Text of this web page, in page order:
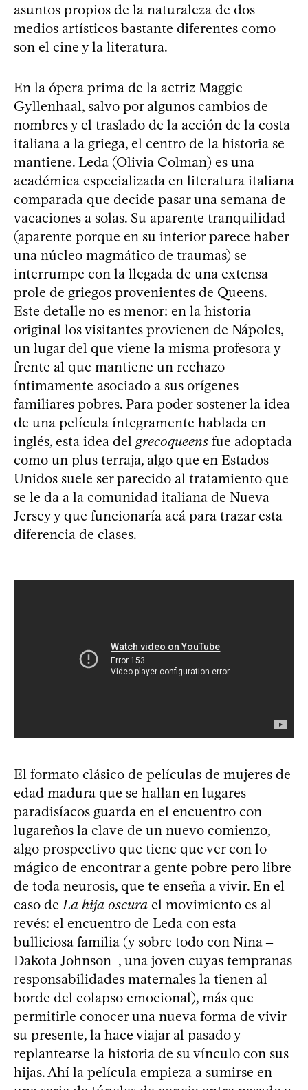
asuntos propios de la naturaleza de dos
medios artísticos bastante diferentes como
son el cine y la literatura.
En la ópera prima de la actriz Maggie
Gyllenhaal, salvo por algunos cambios de
nombres y el traslado de la acción de la costa
italiana a la griega, el centro de la historia se
mantiene. Leda (Olivia Colman) es una
académica especializada en literatura italiana
comparada que decide pasar una semana de
vacaciones a solas. Su aparente tranquilidad
(aparente porque en su interior parece haber
una núcleo magmático de traumas) se
interrumpe con la llegada de una extensa
prole de griegos provenientes de Queens.
Este detalle no es menor: en la historia
original los visitantes provienen de Nápoles,
un lugar del que viene la misma profesora y
frente al que mantiene un rechazo
íntimamente asociado a sus orígenes
familiares pobres. Para poder sostener la idea
de una película íntegramente hablada en
inglés, esta idea del grecoqueens fue adoptada
como un plus terraja, algo que en Estados
Unidos suele ser parecido al tratamiento que
se le da a la comunidad italiana de Nueva
Jersey y que funcionaría acá para trazar esta
diferencia de clases.
El formato clásico de películas de mujeres de
edad madura que se hallan en lugares
paradisíacos guarda en el encuentro con
lugareños la clave de un nuevo comienzo,
algo prospectivo que tiene que ver con lo
mágico de encontrar a gente pobre pero libre
de toda neurosis, que te enseña a vivir. En el
caso deLa hija oscura el movimiento es al
revés: el encuentro de Leda con esta
bulliciosa familia (y sobre todo con Nina ‒
Dakota Johnson‒, una joven cuyas tempranas
responsabilidades maternales la tienen al
borde del colapso emocional), más que
permitirle conocer una nueva forma de vivir
su presente, la hace viajar al pasado y
replantearse la historia de su vínculo con sus
hijas. Ahí la película empieza a sumirse en